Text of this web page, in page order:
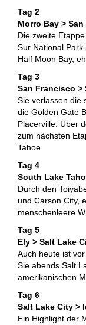
Tag 2
Morro Bay >
Die zweite
Sur National
Half Moon Bay,
Tag 3
San Francisco >
Sie verlassen die
die Golden Gate
Placerville. Über
zum nächsten
Tahoe.
Tag 4
South Lake
Durch den
und Carson City,
menschenleere
Tag 5
Ely > Salt Lake
Auch heute ist
Sie abends Salt
amerikanischen
Tag 6
Salt Lake City >
Ein Highlight der